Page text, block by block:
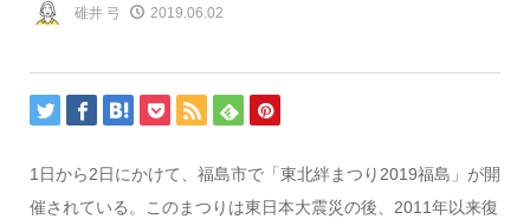
碓井 弓 2019.06.02
1日から2日にかけて、福島市で「東北絆まつり2019福島」が開
催されている。このまつりは東日本大震災の後、2011年以来復